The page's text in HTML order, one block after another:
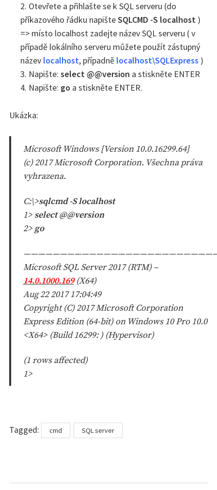
2. Otevřete a přihlašte se k SQL serveru (do
příkazového řádku napišteSQLCMD -S localhost)
=> místo localhost zadejte název SQL serveru ( v
případě lokálního serveru můžete použít zástupný
název localhost, případně localhost\SQLExpress )
3. Napište: select @@version a stiskněte ENTER
4. Napište: go a stiskněte ENTER.
Ukázka:
Microsoft Windows [Version 10.0.16299.64]
(c) 2017 Microsoft Corporation. Všechna práva
vyhrazena.
C:\>sqlcmd -S localhost
1> select @@version
2> go
Microsoft SQL Server 2017 (RTM) –
14.0.1000.169(X64)
Aug 22 2017 17:04:49
Copyright (C) 2017 Microsoft Corporation
Express Edition (64-bit) on Windows 10 Pro 10.0
<X64> (Build 16299: ) (Hypervisor)
(1 rows affected)
1>
Tagged: Tags
cmd SQL server